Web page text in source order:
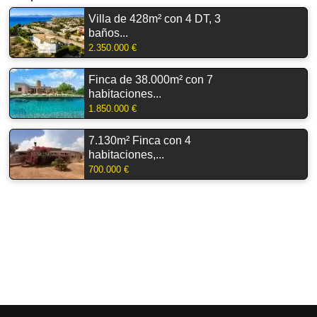
Villa de 428m² con 4 DT, 3
baños...
2.350.000 €
Finca de 38.000m² con 7
habitaciones...
1.850.000 €
7.130m² Finca con 4
habitaciones,...
700.000 €